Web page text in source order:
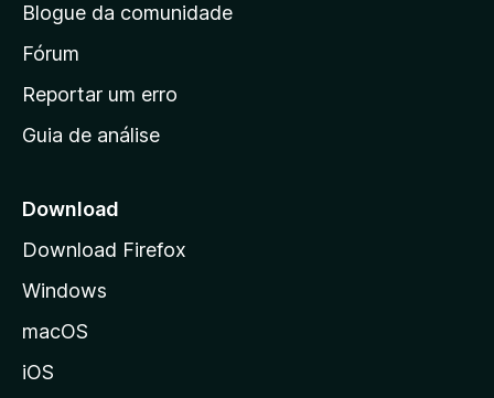
a
i
n
c
a
d
a
z
Blogue da comunidade
Fórum
Reportar um erro
Guia de análise
Download
Download Firefox
Windows
macOS
iOS